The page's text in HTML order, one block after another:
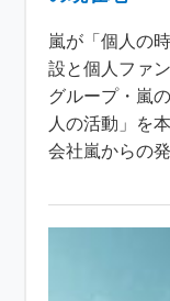
嵐が「個人の
設と個人ファ
グループ・嵐
人の活動」を
会社嵐からの